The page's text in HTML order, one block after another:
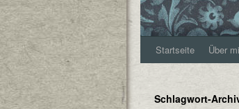
Startseite Über
Schlagwort-